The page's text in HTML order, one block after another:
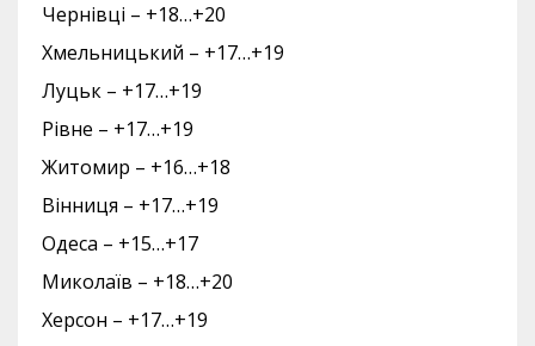
Чернівці – +18…+20
Хмельницький – +17…+19
Луцьк – +17…+19
Рівне – +17…+19
Житомир – +16…+18
Вінниця – +17…+19
Одеса – +15…+17
Миколаїв – +18…+20
Херсон – +17…+19